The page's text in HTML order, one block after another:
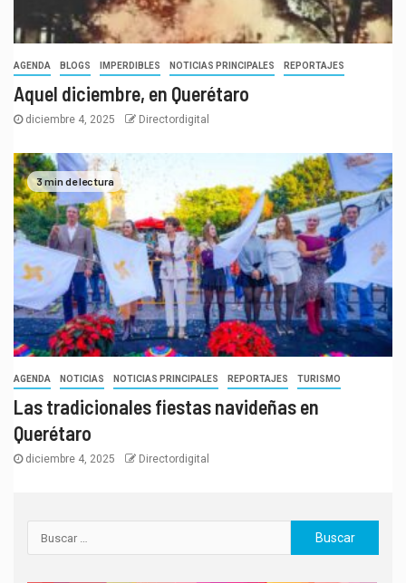
AGENDA BLOGS IMPERDIBLES NOTICIAS PRINCIPALES REPORTAJES
Aquel diciembre, en Querétaro
diciembre 4, 2025 Directordigital
3 min de lectura
AGENDA NOTICIAS NOTICIAS PRINCIPALES REPORTAJES TURISMO
Las tradicionales fiestas navideñas en
Querétaro
diciembre 4, 2025 Directordigital